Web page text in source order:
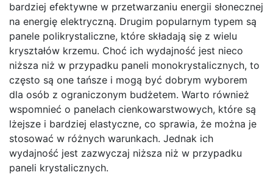
bardziej efektywne w przetwarzaniu energii słonecznej
na energię elektryczną. Drugim popularnym typem są
panele polikrystaliczne, które składają się z wielu
kryształów krzemu. Choć ich wydajność jest nieco
niższa niż w przypadku paneli monokrystalicznych, to
często są one tańsze i mogą być dobrym wyborem
dla osób z ograniczonym budżetem. Warto również
wspomnieć o panelach cienkowarstwowych, które są
lżejsze i bardziej elastyczne, co sprawia, że można je
stosować w różnych warunkach. Jednak ich
wydajność jest zazwyczaj niższa niż w przypadku
paneli krystalicznych.